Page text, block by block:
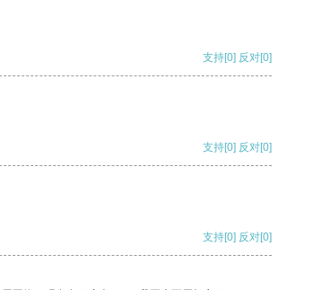
支持[0] 反对[0]
支持[0] 反对[0]
支持[0] 反对[0]